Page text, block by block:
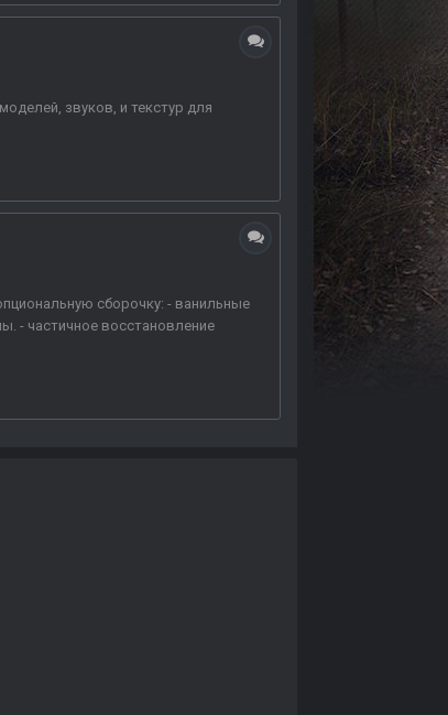
звуков, и текстур для
сборочку: - ванильные
- частичное восстановление